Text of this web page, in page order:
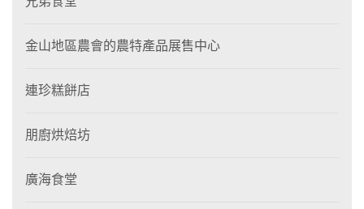
金山地區農會的農特產品展售中心
連珍糕餅店
朋廚烘焙坊
廣海食堂